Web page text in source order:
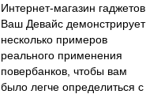
Интернет-магазин гаджетов
Ваш Девайс демонстрирует
несколько примеров
реального применения
повербанков, чтобы вам
было легче определиться с